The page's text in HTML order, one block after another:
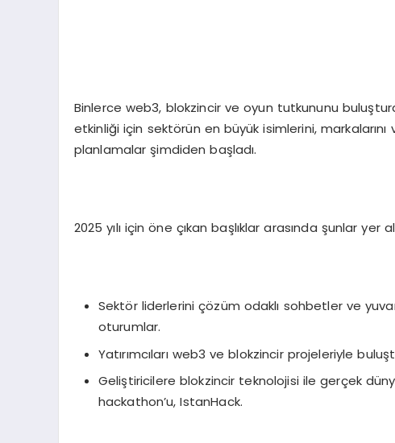
Binlerce web3, blokzincir ve oyun tutkununu
etkinliği için sektörün en büyük isimlerini,
planlamalar şimdiden başladı.
2025 yılı için öne çıkan başlıklar arasında şunlar yer
Sektör liderlerini çözüm odaklı sohbetler ve
oturumlar.
Yatırımcıları web3 ve blokzincir projeleriyle
Geliştiricilere blokzincir teknolojisi ile gerçek
hackathon’u, IstanHack.